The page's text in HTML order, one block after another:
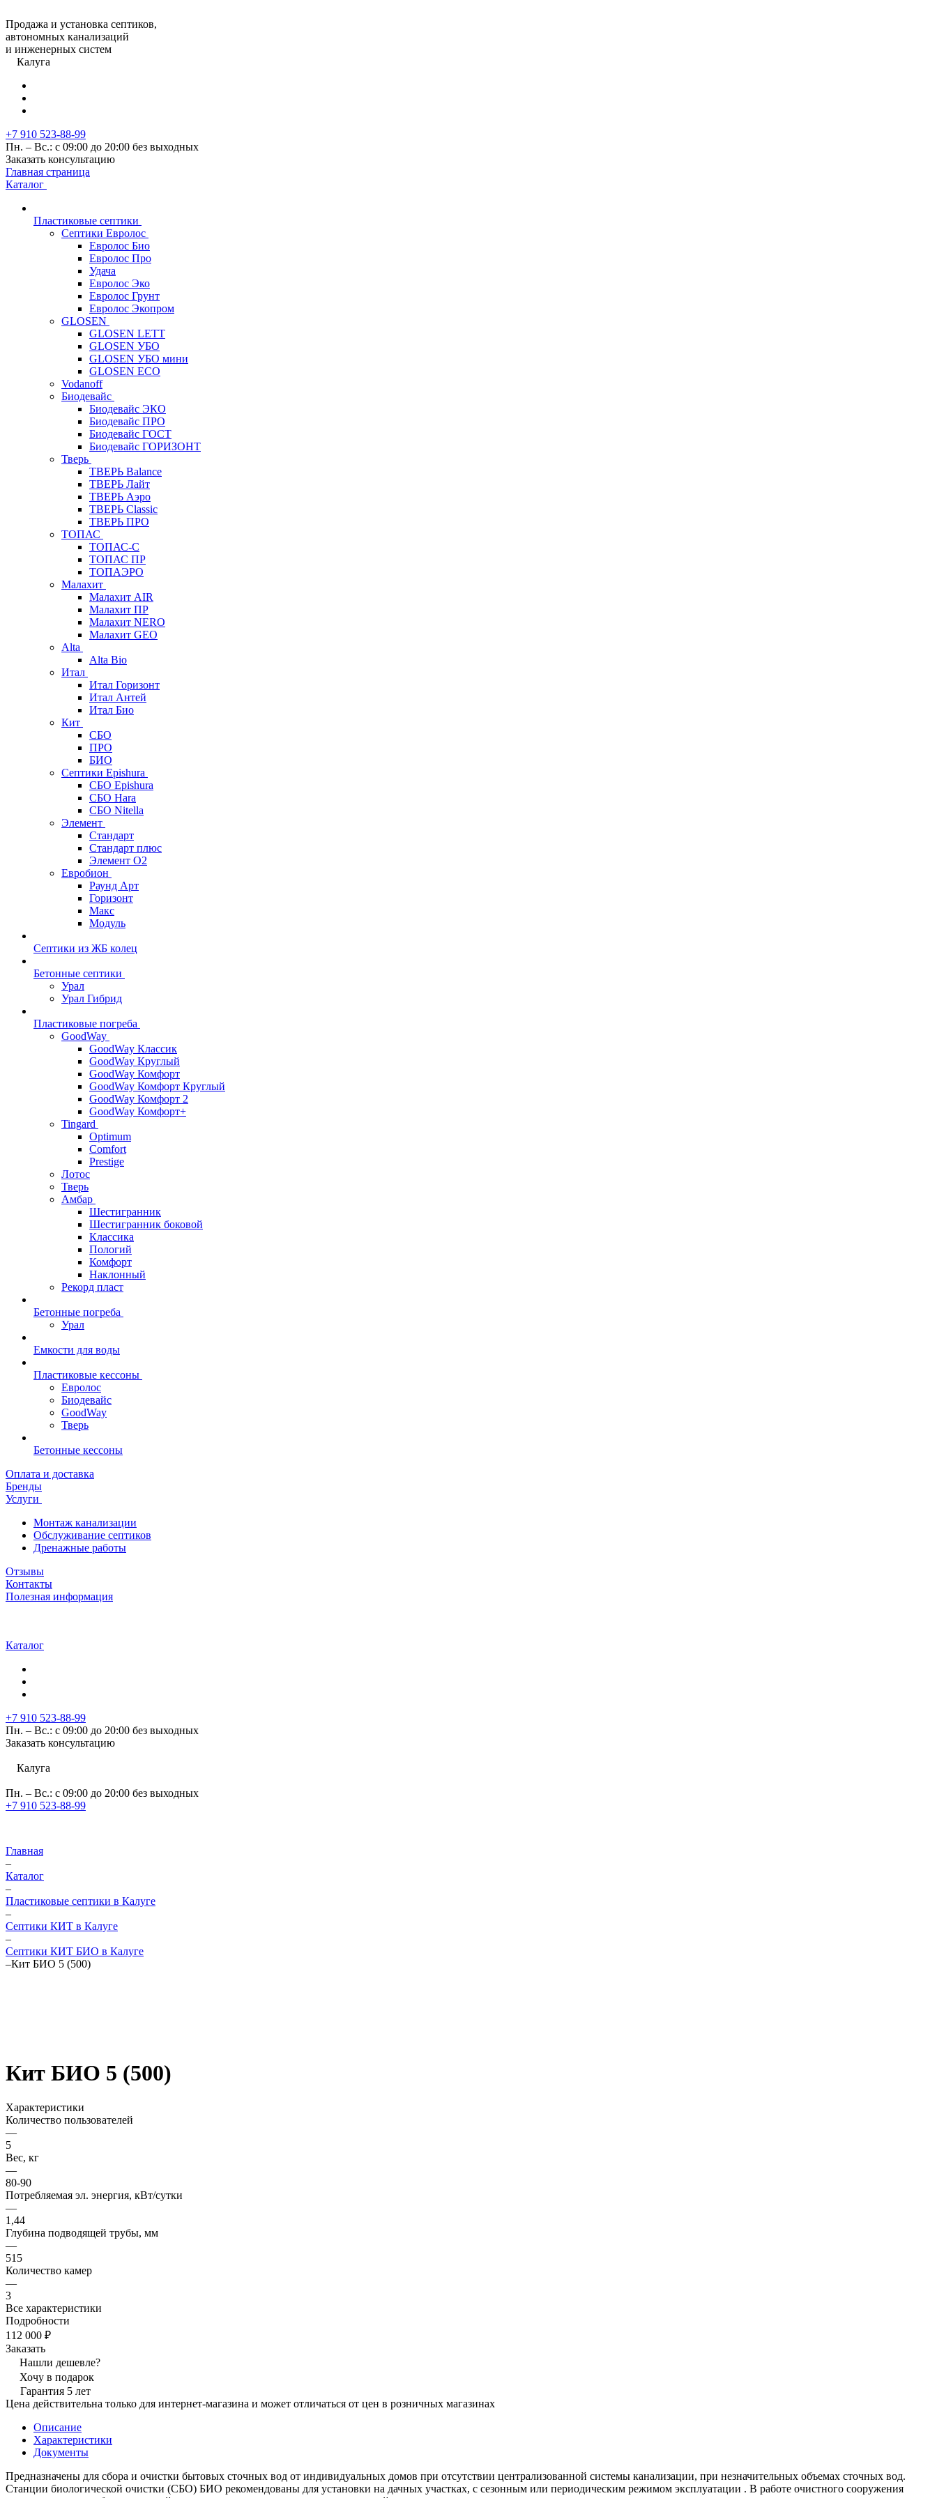
Продажа и установка септиков,
автономных канализаций
и инженерных систем
Калуга
+7 910 523-88-99
Пн. – Вс.: с 09:00 до 20:00 без выходных
Заказать консультацию
Главная страница
Каталог
Пластиковые септики
Септики Евролос
Евролос Био
Евролос Про
Удача
Евролос Эко
Евролос Грунт
Евролос Экопром
GLOSEN
GLOSEN LETT
GLOSEN УБО
GLOSEN УБО мини
GLOSEN ECO
Vodanoff
Биодевайс
Биодевайс ЭКО
Биодевайс ПРО
Биодевайс ГОСТ
Биодевайс ГОРИЗОНТ
Тверь
ТВЕРЬ Balance
ТВЕРЬ Лайт
ТВЕРЬ Аэро
ТВЕРЬ Classic
ТВЕРЬ ПРО
ТОПАС
ТОПАС-С
ТОПАС ПР
ТОПАЭРО
Малахит
Малахит AIR
Малахит ПР
Малахит NERO
Малахит GEO
Alta
Alta Bio
Итал
Итал Горизонт
Итал Антей
Итал Био
Кит
СБО
ПРО
БИО
Септики Epishura
СБО Epishura
СБО Hara
СБО Nitella
Элемент
Стандарт
Стандарт плюс
Элемент О2
Евробион
Раунд Арт
Горизонт
Макс
Модуль
Септики из ЖБ колец
Бетонные септики
Урал
Урал Гибрид
Пластиковые погреба
GoodWay
GoodWay Классик
GoodWay Круглый
GoodWay Комфорт
GoodWay Комфорт Круглый
GoodWay Комфорт 2
GoodWay Комфорт+
Tingard
Optimum
Comfort
Prestige
Лотос
Тверь
Амбар
Шестигранник
Шестигранник боковой
Классика
Пологий
Комфорт
Наклонный
Рекорд пласт
Бетонные погреба
Урал
Емкости для воды
Пластиковые кессоны
Евролос
Биодевайс
GoodWay
Тверь
Бетонные кессоны
Оплата и доставка
Бренды
Услуги
Монтаж канализации
Обслуживание септиков
Дренажные работы
Отзывы
Контакты
Полезная информация
Каталог
+7 910 523-88-99
Пн. – Вс.: с 09:00 до 20:00 без выходных
Заказать консультацию
Калуга
Пн. – Вс.: с 09:00 до 20:00 без выходных
+7 910 523-88-99
Главная
–
Каталог
–
Пластиковые септики в Калуге
–
Септики КИТ в Калуге
–
Септики КИТ БИО в Калуге
–Кит БИО 5 (500)
Кит БИО 5 (500)
Характеристики
Количество пользователей
—
5
Вес, кг
—
80-90
Потребляемая эл. энергия, кВт/сутки
—
1,44
Глубина подводящей трубы, мм
—
515
Количество камер
—
3
Все характеристики
Подробности
112 000 ₽
Заказать
Нашли дешевле?
Хочу в подарок
Гарантия 5 лет
Цена действительна только для интернет-магазина и может отличаться от цен в розничных магазинах
Описание
Характеристики
Документы
Предназначены для сбора и очистки бытовых сточных вод от индивидуальных домов при отсутствии централизованной системы канализации, при незначительных объемах сточных вод.
Станции биологической очистки (СБО) БИО рекомендованы для установки на дачных участках, с сезонным или периодическим режимом эксплуатации . В работе очистного сооружения